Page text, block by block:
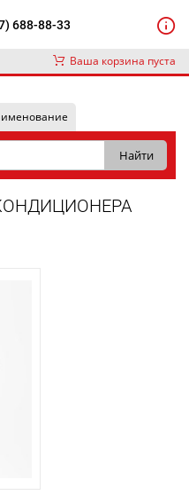
688-88-33
Ваша корзина пуста